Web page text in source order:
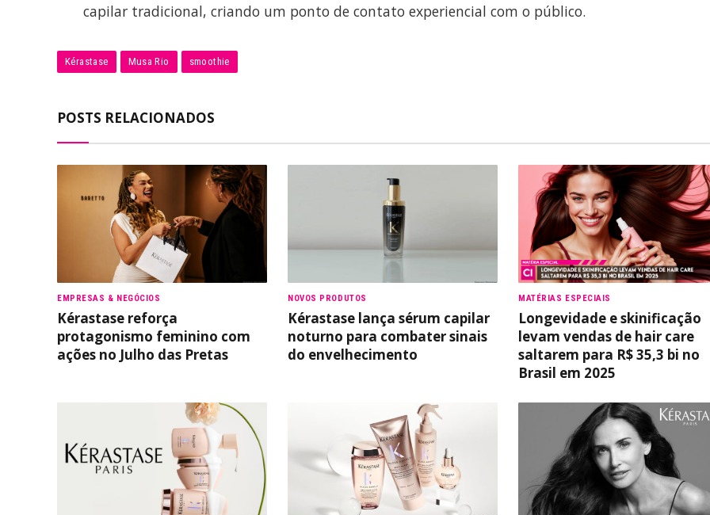
capilar tradicional, criando um ponto de contato experiencial com o público.
Kérastase Musa Rio smoothie
POSTS RELACIONADOS
EMPRESAS & NEGÓCIOS
Kérastase reforça
protagonismo feminino com
ações no Julho das Pretas
NOVOS PRODUTOS
Kérastase lança sérum capilar
noturno para combater sinais
do envelhecimento
MATÉRIAS ESPECIAIS
Longevidade e skinificação
levam vendas de hair care
saltarem para R$ 35,3 bi no
Brasil em 2025